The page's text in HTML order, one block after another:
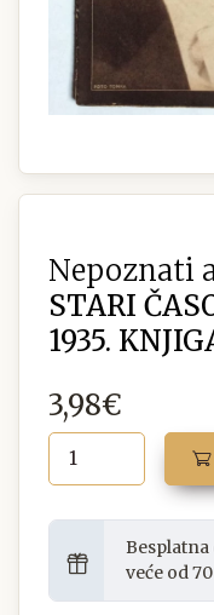
Nepoznati
STARI
1935.
3,98€
Besplatna
veće od